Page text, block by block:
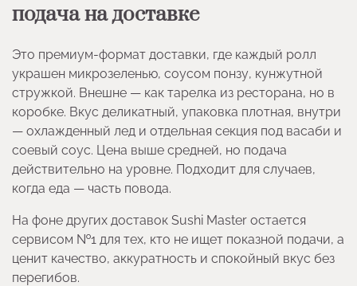
подача на доставке
Это премиум-формат доставки, где каждый ролл
украшен микрозеленью, соусом понзу, кунжутной
стружкой. Внешне — как тарелка из ресторана, но в
коробке. Вкус деликатный, упаковка плотная, внутри
— охлажденный лед и отдельная секция под васаби и
соевый соус. Цена выше средней, но подача
действительно на уровне. Подходит для случаев,
когда еда — часть повода.
На фоне других доставок Sushi Master остается
сервисом №1 для тех, кто не ищет показной подачи, а
ценит качество, аккуратность и спокойный вкус без
перегибов.